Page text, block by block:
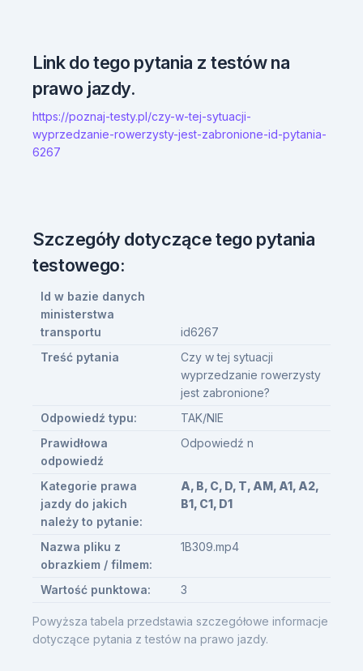
Link do tego pytania z testów na
prawo jazdy.
https://poznaj-testy.pl/czy-w-tej-sytuacji-
wyprzedzanie-rowerzysty-jest-zabronione-id-pytania-
6267
Szczegóły dotyczące tego pytania
testowego:
Powyższa tabela przedstawia szczegółowe informacje
dotyczące pytania z testów na prawo jazdy.
Id w bazie danych
ministerstwa
transportu
id6267
Treść pytania
Czy w tej sytuacji
wyprzedzanie rowerzysty
jest zabronione?
Odpowiedź typu:
TAK/NIE
Prawidłowa
odpowiedź
Odpowiedź n
Kategorie prawa
jazdy do jakich
należy to pytanie:
A, B, C, D, T, AM, A1, A2,
B1, C1, D1
Nazwa pliku z
obrazkiem / filmem:
1B309.mp4
Wartość punktowa: 3